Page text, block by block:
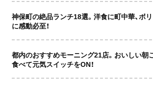
神保町の絶品ランチ18選。洋食に町中華、ボ
に感動必至！
都内のおすすめモーニング21店。おいしい朝
食べて元気スイッチをON！